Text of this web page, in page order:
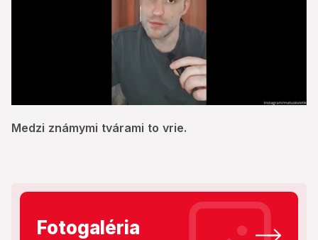
seconds
of
Medzi známymi tvárami to vrie.
Fotogaléria